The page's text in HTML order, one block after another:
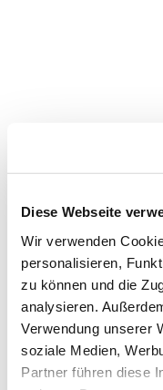
Diese Webseite
Wir verwenden
personalisieren,
zu können und die
analysieren.
Verwendung unserer
soziale Medien,
Partner führen diese
Westen